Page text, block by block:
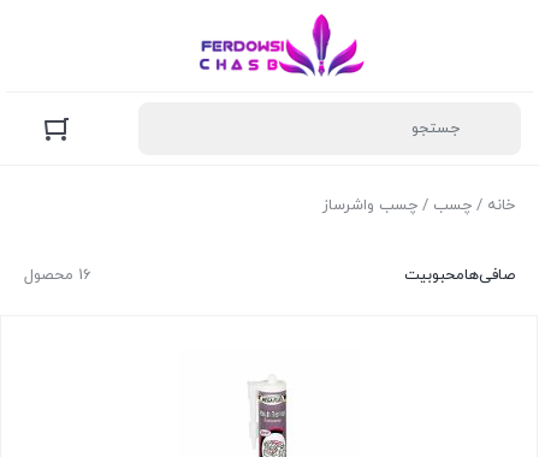
خانه / چسب / چسب واشرساز
16 محصول صافی‌هامحبوبیت